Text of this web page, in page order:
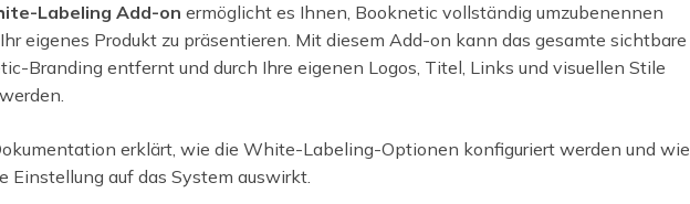
Labeling Add-on ermöglicht es Ihnen, Booknetic vollständig umzubenennen
eigenes Produkt zu präsentieren. Mit diesem Add-on kann das gesamte sichtbare
Branding entfernt und durch Ihre eigenen Logos, Titel, Links und visuellen Stile
erklärt, wie die White-Labeling-Optionen konfiguriert werden und wie
Einstellung auf das System auswirkt.